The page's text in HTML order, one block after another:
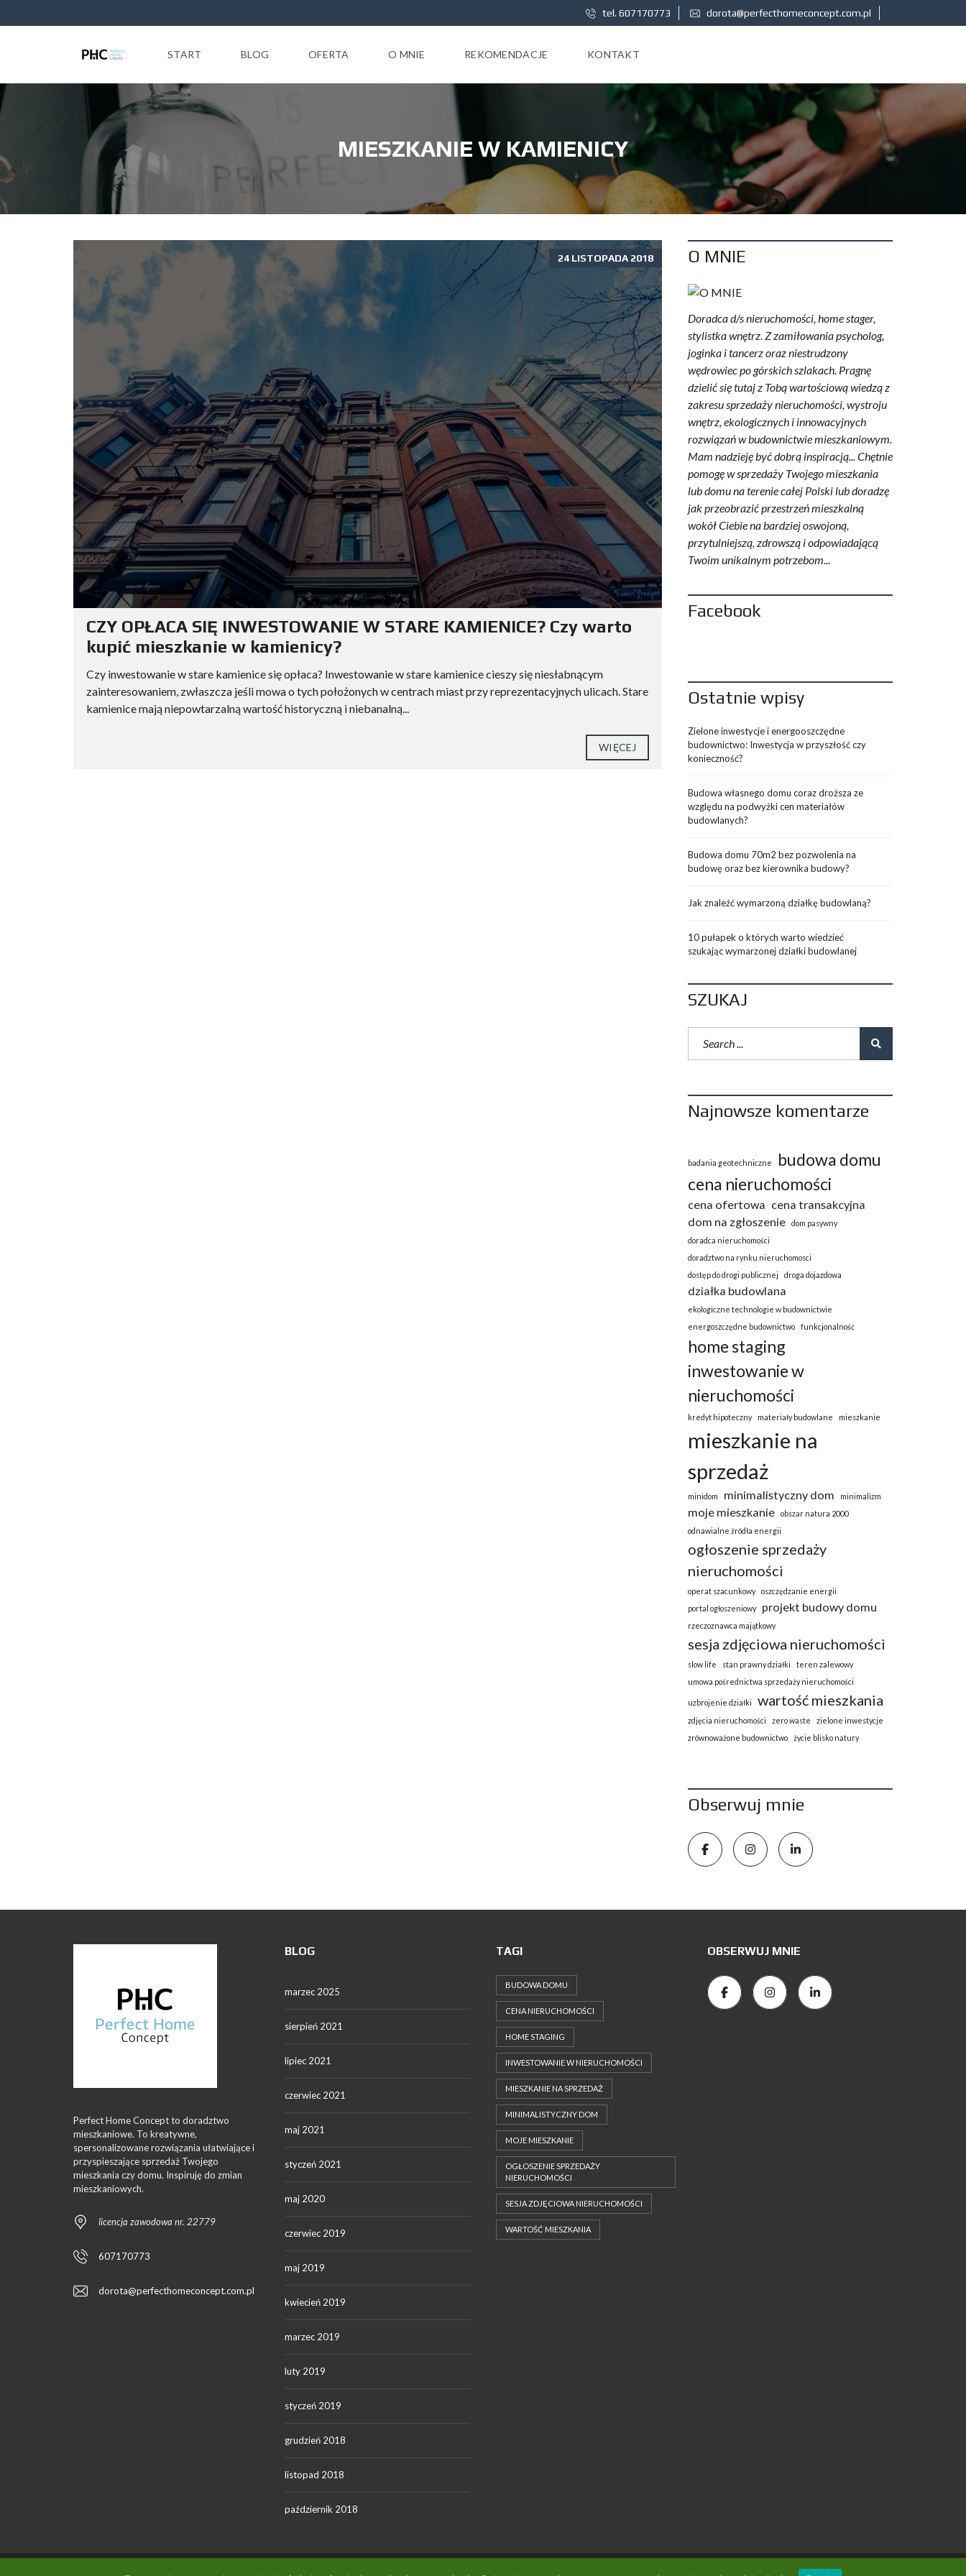
tel. 607170773 dorota@perfecthomeconcept.com.pl
START BLOG OFERTA O MNIE REKOMENDACJE KONTAKT
MIESZKANIE W KAMIENICY
24 LISTOPADA 2018
CZY OPŁACA SIĘ INWESTOWANIE W STARE KAMIENICE? Czy warto
kupić mieszkanie w kamienicy?
Czy inwestowanie w stare kamienice się opłaca? Inwestowanie w stare kamienice cieszy się niesłabnącym
zainteresowaniem, zwłaszcza jeśli mowa o tych położonych w centrach miast przy reprezentacyjnych ulicach. Stare
kamienice mają niepowtarzalną wartość historyczną i niebanalną...
WIĘCEJ
O MNIE
Doradca d/s nieruchomości, home stager,
stylistka wnętrz. Z zamiłowania psycholog,
joginka i tancerz oraz niestrudzony
wędrowiec po górskich szlakach. Pragnę
dzielić się tutaj z Tobą wartościową wiedzą z
zakresu sprzedaży nieruchomości, wystroju
wnętrz, ekologicznych i innowacyjnych
rozwiązań w budownictwie mieszkaniowym.
Mam nadzieję być dobrą inspiracją... Chętnie
pomogę w sprzedaży Twojego mieszkania
lub domu na terenie całej Polski lub doradzę
jak przeobrazić przestrzeń mieszkalną
wokół Ciebie na bardziej oswojoną,
przytulniejszą, zdrowszą i odpowiadającą
Twoim unikalnym potrzebom...
Facebook
Ostatnie wpisy
Zielone inwestycje i energooszczędne
budownictwo: Inwestycja w przyszłość czy
konieczność?
Budowa własnego domu coraz droższa ze
względu na podwyżki cen materiałów
budowlanych?
Budowa domu 70m2 bez pozwolenia na
budowę oraz bez kierownika budowy?
Jak znaleźć wymarzoną działkę budowlaną?
10 pułapek o których warto wiedzieć
szukając wymarzonej działki budowlanej
SZUKAJ
Najnowsze komentarze
badania geotechniczne
budowa domu
cena nieruchomości
cena ofertowa cena transakcyjna
dom na zgłoszenie
dom pasywny
doradca nieruchomości
doradztwo na rynku nieruchomosci
dostęp do drogi publicznej
droga dojazdowa
działka budowlana
ekologiczne technologie w budownictwie
energoszczędne budownictwo
funkcjonalność
home staging
inwestowanie w
nieruchomości
kredyt hipoteczny materiały budowlane mieszkanie
mieszkanie na
sprzedaż
minidom minimalistyczny dom minimalizm
moje mieszkanie
obszar natura 2000
odnawialne żródła energii
ogłoszenie sprzedaży
nieruchomości
operat szacunkowy
oszczędzanie energii
portal ogłoszeniowy
projekt budowy domu
rzeczoznawca majątkowy
sesja zdjęciowa nieruchomości
slow life stan prawny działki
teren zalewowy
umowa pośrednictwa sprzedaży nieruchomości
uzbrojenie działki wartość mieszkania
zdjęcia nieruchomości zero waste
zielone inwestycje
zrównoważone budownictwo
życie blisko natury
Obserwuj mnie
Perfect Home Concept to doradztwo
mieszkaniowe. To kreatywne,
spersonalizowane rozwiązania ułatwiające i
przyspieszające sprzedaż Twojego
mieszkania czy domu. Inspiruję do zmian
mieszkaniowych.
licencja zawodowa nr. 22779
607170773
dorota@perfecthomeconcept.com.pl
BLOG
marzec 2025
sierpień 2021
lipiec 2021
czerwiec 2021
maj 2021
styczeń 2021
maj 2020
czerwiec 2019
maj 2019
kwiecień 2019
marzec 2019
luty 2019
styczeń 2019
grudzień 2018
listopad 2018
październik 2018
TAGI
BUDOWA DOMU
CENA NIERUCHOMOŚCI
HOME STAGING
INWESTOWANIE W NIERUCHOMOŚCI
MIESZKANIE NA SPRZEDAŻ
MINIMALISTYCZNY DOM
MOJE MIESZKANIE
OGŁOSZENIE SPRZEDAŻY
NIERUCHOMOŚCI
SESJA ZDJĘCIOWA NIERUCHOMOŚCI
WARTOŚĆ MIESZKANIA
OBSERWUJ MNIE